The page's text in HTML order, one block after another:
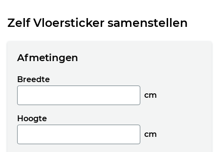
Zelf Vloersticker samenstellen
Afmetingen
Breedte
cm
Hoogte
cm